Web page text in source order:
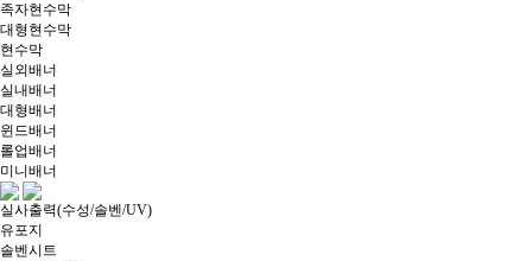
족자현수막
대형현수막
현수막
실외배너
실내배너
대형배너
윈드배너
롤업배너
미니배너
실사출력(수성/솔벤/UV)
유포지
솔벤시트